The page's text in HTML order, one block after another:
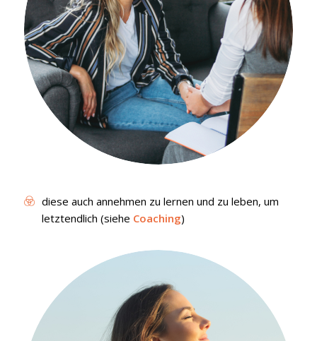
diese auch annehmen zu lernen und zu leben, um
letztendlich (siehe Coaching)